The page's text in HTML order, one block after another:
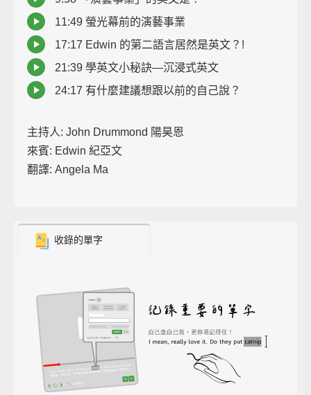
11:49 螢光幕前的演藝事業
17:17 Edwin 的第二語言居然是英文？!
21:39 學英文小秘訣—沉浸式英文
24:17 有什麼建議想跟以前的自己說？
主持人: John Drummond 陽昊恩
來賓: Edwin 紀亞文
翻譯: Angela Ma
收錄的單字